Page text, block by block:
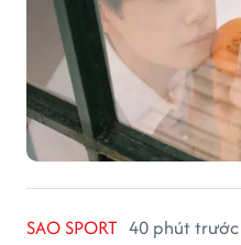
SAO SPORT 40 phút trước